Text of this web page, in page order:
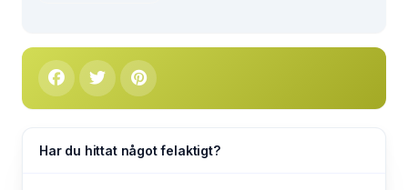
Har du hittat något felaktigt?